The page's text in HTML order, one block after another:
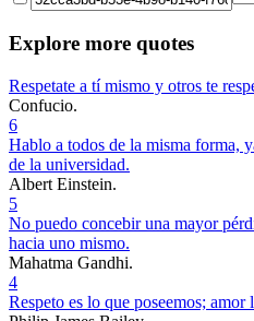
Explore more quotes
Respetate a tí mismo y otros te
Confucio.
6
Hablo a todos de la misma forma,
de la universidad.
Albert Einstein.
5
No puedo concebir una mayor
hacia uno mismo.
Mahatma Gandhi.
4
Respeto es lo que poseemos; amor